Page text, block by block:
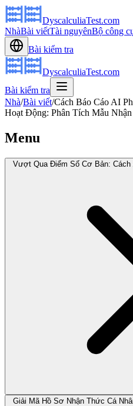
DyscalculiaTest.com
NhàBài viếtTài nguyênBộ công
Bài kiểm tra
DyscalculiaTest.com
Bài kiểm tra
Nhà/Bài viết/Cách Báo Cáo AI
Hoạt Động: Phân Tích Mẫu
Menu
Vượt Qua Điểm Số Cơ Bản:
Giải Mã Hồ Sơ Nhận Thức Cá